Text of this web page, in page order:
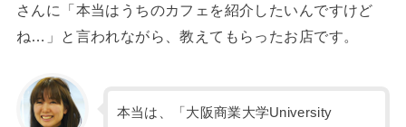
さんに「本当はうちのカフェを紹介したいんですけど
ね…」と言われながら、教えてもらったお店です。
本当は、「大阪商業大学University